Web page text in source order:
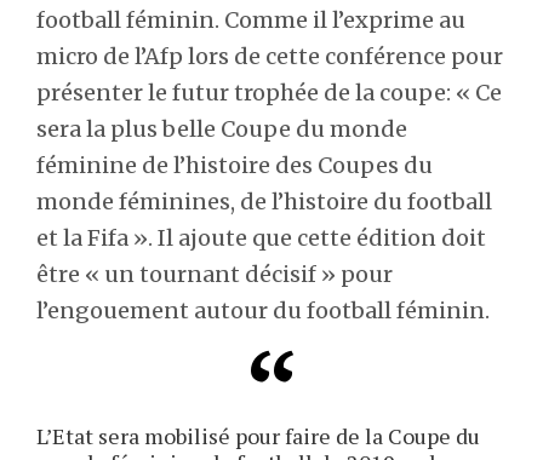
football féminin. Comme il l’exprime au
micro de l’Afp lors de cette conférence pour
présenter le futur trophée de la coupe: « Ce
sera la plus belle Coupe du monde
féminine de l’histoire des Coupes du
monde féminines, de l’histoire du football
et la Fifa ». Il ajoute que cette édition doit
être « un tournant décisif » pour
l’engouement autour du football féminin.
L’Etat sera mobilisé pour faire de la Coupe du